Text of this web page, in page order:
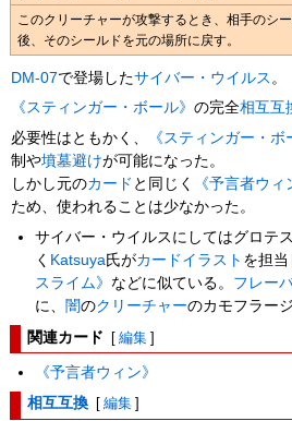
このクリーチャーが攻撃するとき、相手のシ
後、そのシールドを元の場所に戻す。
DM-07で登場したサイバー・ウイルス 。
《スティンガー・ボール》の完全相互互
必要性はともかく、
《スティンガー・ボ
制や墳墓避けが可能になった。
しかし元のカード と同じく 《予言者ウィ
ため、使われることは少なかった。
サイバー・ウイルスにしてはグロテ
く Katsuya 氏がカードイラスト を担当
スライム》 などに似ている。 フレー
に、 闇のクリーチャーのカモフラー
関連カード [ 編集 ]
《予言者ウィン》
相互互換 [ 編集 ]